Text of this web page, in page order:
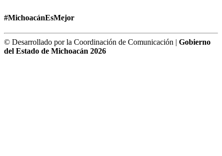
#MichoacánEsMejor
© Desarrollado por la Coordinación de Comunicación | Gobierno
del Estado de Michoacán 2026